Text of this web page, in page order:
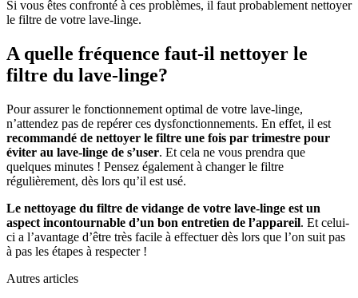
Si vous êtes confronté à ces problèmes, il faut probablement nettoyer
le filtre de votre lave-linge.
A quelle fréquence faut-il nettoyer le
filtre du lave-linge?
Pour assurer le fonctionnement optimal de votre lave-linge,
n’attendez pas de repérer ces dysfonctionnements. En effet, il est
recommandé de nettoyer le filtre une fois par trimestre pour
éviter au lave-linge de s’user. Et cela ne vous prendra que
quelques minutes ! Pensez également à changer le filtre
régulièrement, dès lors qu’il est usé.
Le nettoyage du filtre de vidange de votre lave-linge est un
aspect incontournable d’un bon entretien de l’appareil. Et celui-
ci a l’avantage d’être très facile à effectuer dès lors que l’on suit pas
à pas les étapes à respecter !
Autres articles